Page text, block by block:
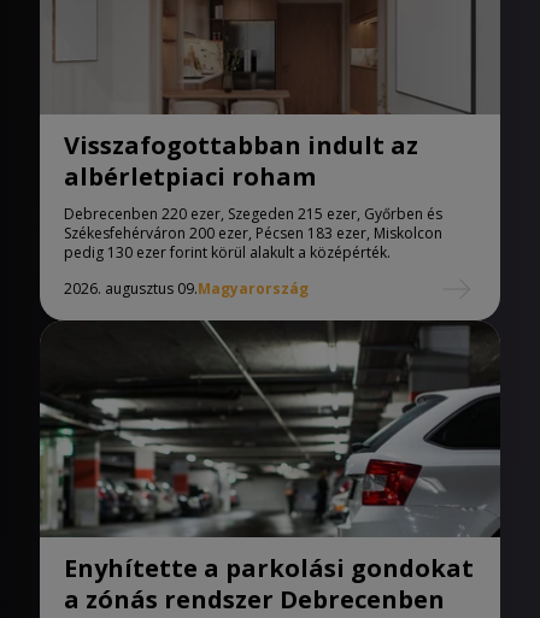
Visszafogottabban indult az
albérletpiaci roham
Debrecenben 220 ezer, Szegeden 215 ezer, Győrben és
Székesfehérváron 200 ezer, Pécsen 183 ezer, Miskolcon
pedig 130 ezer forint körül alakult a középérték.
2026. augusztus 09.Magyarország
Enyhítette a parkolási gondokat
a zónás rendszer Debrecenben